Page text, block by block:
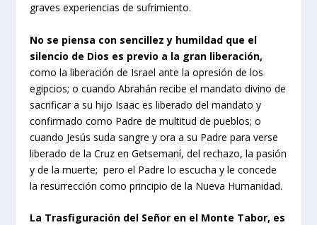
graves experiencias de sufrimiento.
No se piensa con sencillez y humildad que el
silencio de Dios es previo a la gran liberación,
como la liberación de Israel ante la opresión de los
egipcios; o cuando Abrahán recibe el mandato divino de
sacrificar a su hijo Isaac es liberado del mandato y
confirmado como Padre de multitud de pueblos; o
cuando Jesús suda sangre y ora a su Padre para verse
liberado de la Cruz en Getsemaní, del rechazo, la pasión
y de la muerte; pero el Padre lo escucha y le concede
la resurrección como principio de la Nueva Humanidad.
La Trasfiguración del Señor en el Monte Tabor, es